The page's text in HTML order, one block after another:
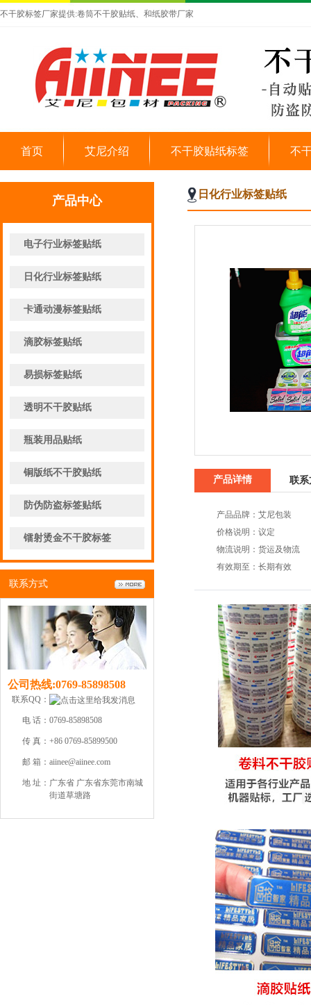
不干胶标签厂家提供:卷筒不干胶贴纸、和纸胶带厂家
首页 艾尼介绍 不干胶贴纸标签 不
产品中心
电子行业标签贴纸
日化行业标签贴纸
卡通动漫标签贴纸
滴胶标签贴纸
易损标签贴纸
透明不干胶贴纸
瓶装用品贴纸
铜版纸不干胶贴纸
防伪防盗标签贴纸
镭射烫金不干胶标签
联系方式
公司热线:0769-85898508
联系QQ：
电 话： 0769-85898508
传 真： +86 0769-85899500
邮 箱： aiinee@aiinee.com
地 址： 广东省 广东省东莞市南城
街道草塘路
日化行业标签贴纸
产品详情 联系
产品品牌：艾尼包装
价格说明：议定
物流说明：货运及物流
有效期至：长期有效